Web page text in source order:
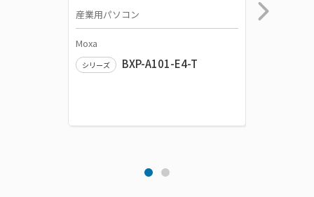
産業用パソコン
Moxa
シリーズ BXP-A101-E4-T